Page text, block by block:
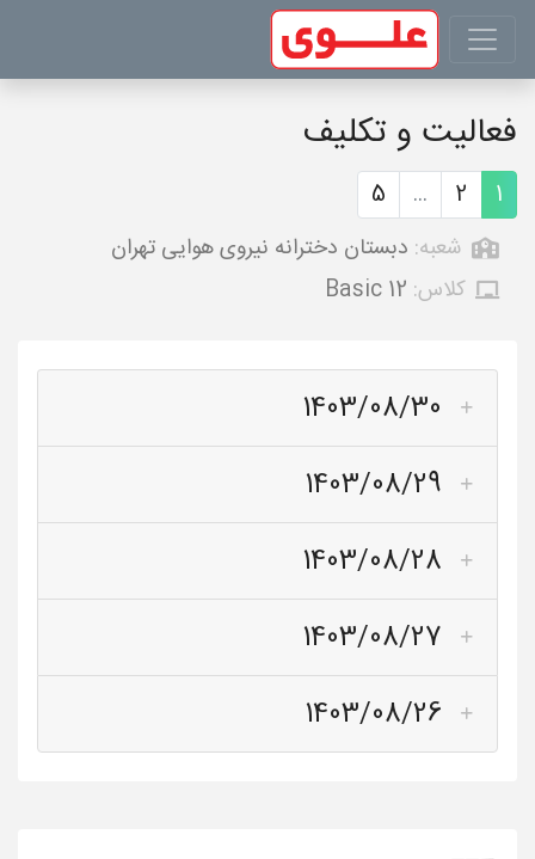
فعالیت و تکلیف
1
2
...
5
شعبه: دبستان دخترانه نیروی هوایی تهران
کلاس: Basic 12
1403/08/30
1403/08/29
1403/08/28
1403/08/27
1403/08/26